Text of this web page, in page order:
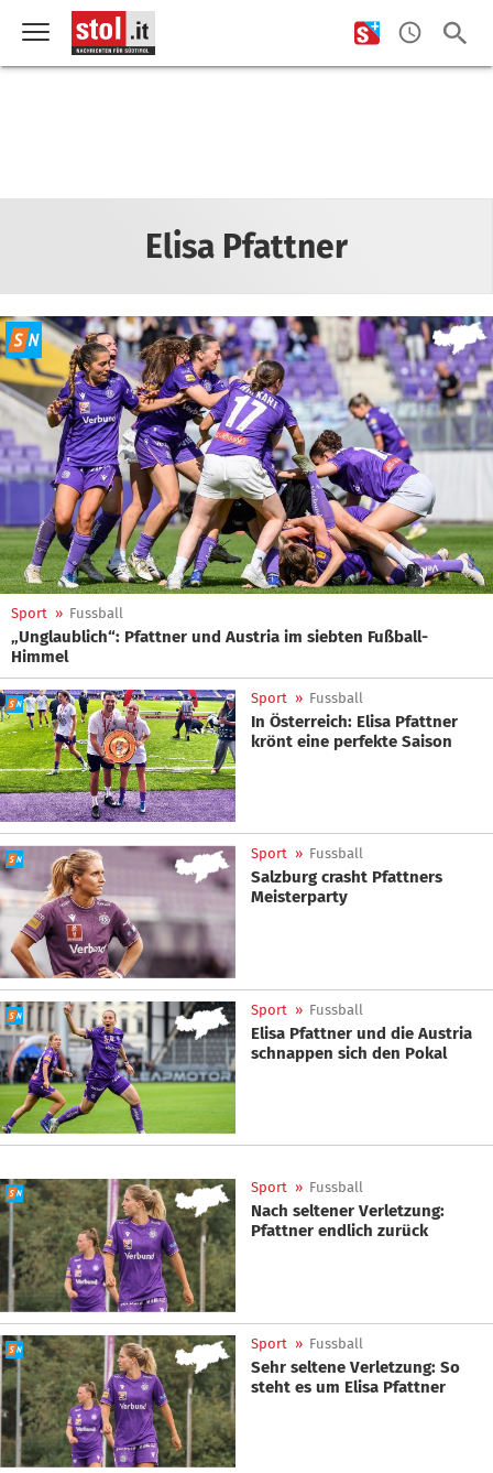
Elisa Pfattner
Sport » Fussball
„Unglaublich“: Pfattner und Austria im siebten Fußball-
Himmel
Sport » Fussball
In Österreich: Elisa Pfattner
krönt eine perfekte Saison
Sport » Fussball
Salzburg crasht Pfattners
Meisterparty
Sport » Fussball
Elisa Pfattner und die Austria
schnappen sich den Pokal
Sport » Fussball
Nach seltener Verletzung:
Pfattner endlich zurück
Sport » Fussball
Sehr seltene Verletzung: So
steht es um Elisa Pfattner